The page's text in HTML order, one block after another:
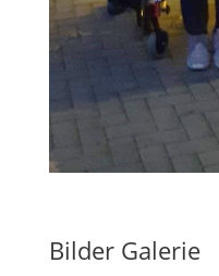
Bilder Galerie